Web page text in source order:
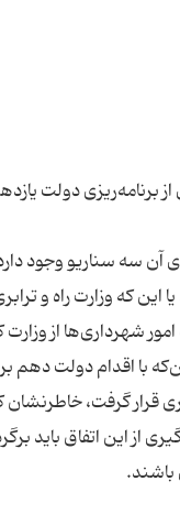
برنامه‌ریزی دولت
آن سه سناریو وجود
این که وزارت راه و
شهرداری‌ها از
با اقدام دولت دهم
بی‌مهری قرار گرفت،
از این اتفاق باید